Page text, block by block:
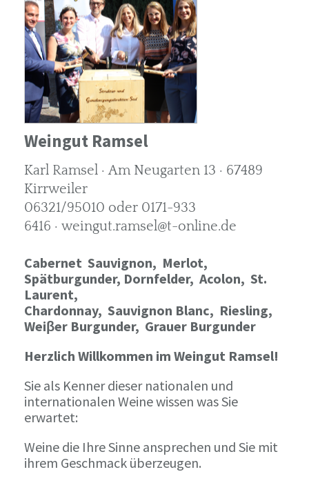
Weingut Ramsel
Karl Ramsel · Am Neugarten 13 · 67489
Kirrweiler
06321/95010 oder 0171-933
6416 · weingut.ramsel@t-online.de
Cabernet Sauvignon, Merlot,
Spätburgunder, Dornfelder, Acolon, St.
Laurent,
Chardonnay, Sauvignon Blanc, Riesling,
Weiβer Burgunder, Grauer Burgunder
Herzlich Willkommen im Weingut Ramsel!
Sie als Kenner dieser nationalen und
internationalen Weine wissen was Sie
erwartet:
Weine die Ihre Sinne ansprechen und Sie mit
ihrem Geschmack überzeugen.